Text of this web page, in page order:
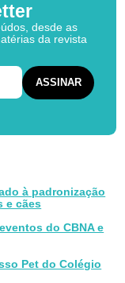
desde as
da revista
à padronização
e cães
do CBNA e
Pet do Colégio